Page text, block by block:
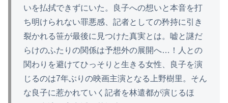
いを払拭できずにいた。良子への想いと本音を打
ち明けられない罪悪感、記者としての矜持に引き
裂かれる笹が最後に見つけた真実とは。嘘と謎だ
らけのふたりの関係は予想外の展開へ…！人との
関わりを避けてひっそりと生きる女性、良子を演
じるのは7年ぶりの映画主演となる上野樹里。そん
な良子に惹かれていく記者を林遣都が演じるほ